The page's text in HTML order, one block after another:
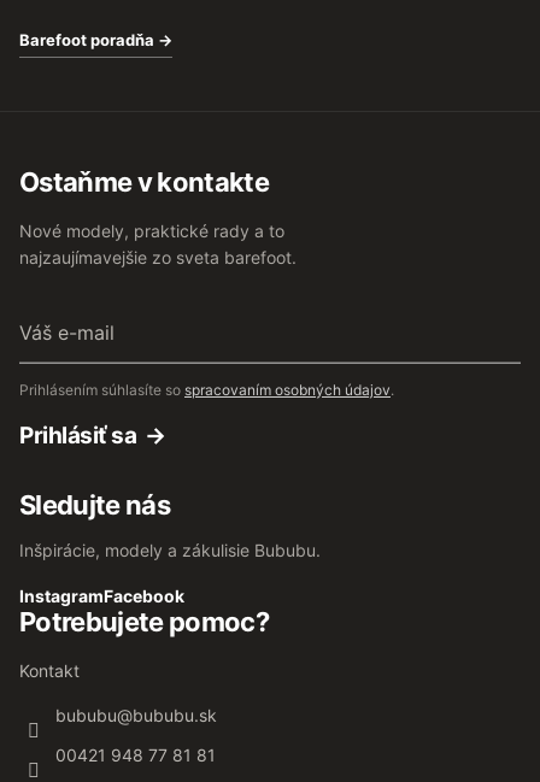
Barefoot poradňa →
Ostaňme v kontakte
Nové modely, praktické rady a to
najzaujímavejšie zo sveta barefoot.
e-
mail
Prihlásením súhlasíte so spracovaním osobných údajov.
Prihlásiť sa
Sledujte nás
Inšpirácie, modely a zákulisie Bububu.
InstagramFacebook
Potrebujete pomoc?
Kontakt
bububu@bububu.sk
00421 948 77 81 81